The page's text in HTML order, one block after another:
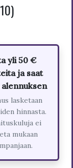
yli 50 €
ja saat
alennuksen
lasketaan
hinnasta.
ei
mukaan